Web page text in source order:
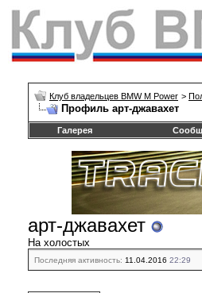
Клуб владельцев BMW M Power >
Профиль арт-джавахет
Галерея
арт-джавахет
На холостых
Последняя активность: 11.04.2016 22:29